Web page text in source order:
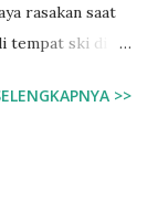
rasakan saat
tempat ski di
pasti
>>